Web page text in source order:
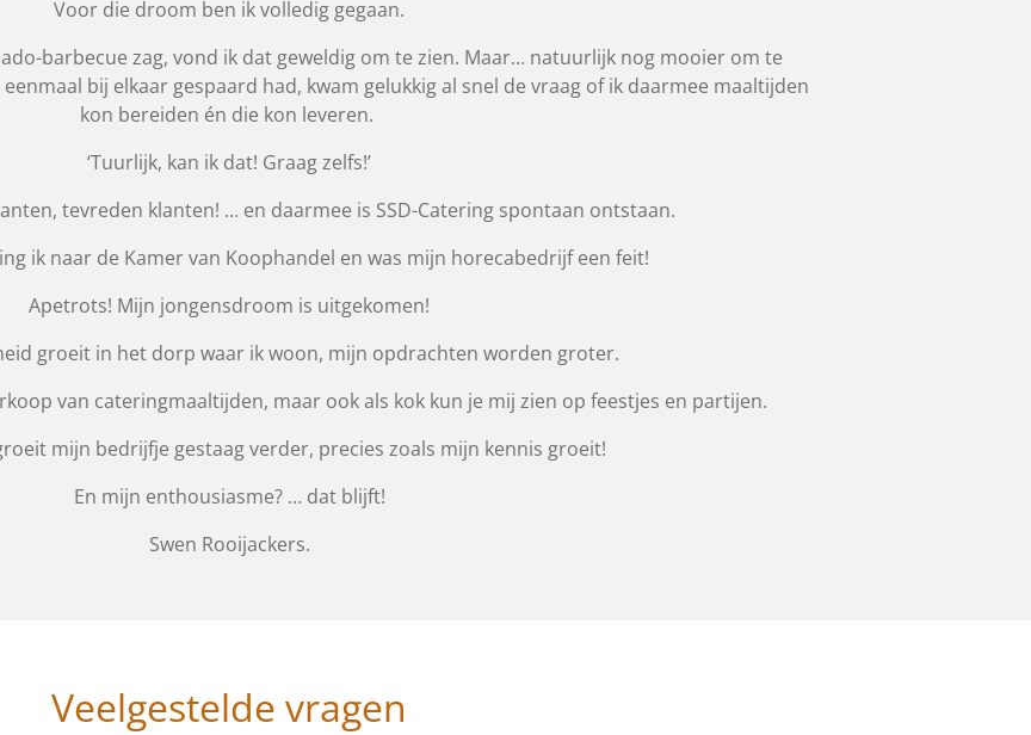
Voor die droom ben ik volledig gegaan.
barbecue zag, vond ik dat geweldig om te zien. Maar… natuurlijk nog mooier om te
bij elkaar gespaard had, kwam gelukkig al snel de vraag of ik daarmee maaltijden
kon bereiden én die kon leveren.
‘Tuurlijk, kan ik dat! Graag zelfs!’
tevreden klanten! … en daarmee is SSD-Catering spontaan ontstaan.
ik naar de Kamer van Koophandel en was mijn horecabedrijf een feit!
Apetrots! Mijn jongensdroom is uitgekomen!
groeit in het dorp waar ik woon, mijn opdrachten worden groter.
van cateringmaaltijden, maar ook als kok kun je mij zien op feestjes en partijen.
mijn bedrijfje gestaag verder, precies zoals mijn kennis groeit!
En mijn enthousiasme? … dat blijft!
Swen Rooijackers.
Veelgestelde vragen